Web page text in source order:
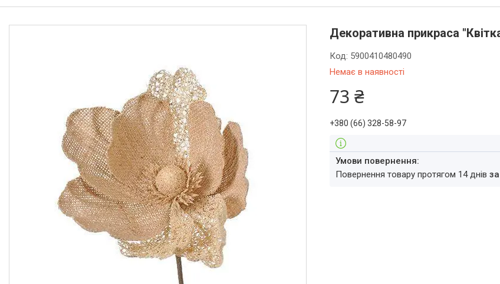
Декоративна прикраса
Немає в наявності
Код: 5900410480490
73 ₴
+380 (66) 328-58-97
повернення товару протягом 14 днів